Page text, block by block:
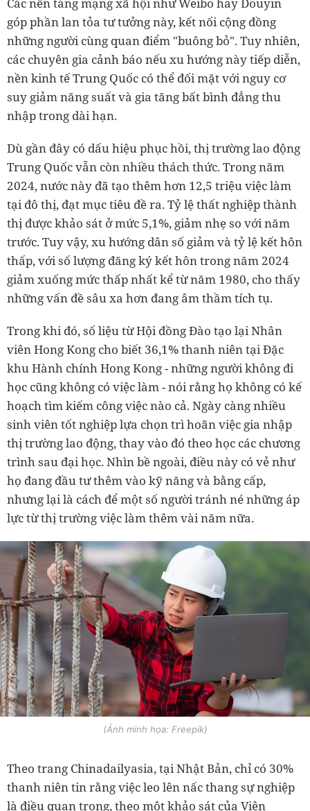
Các nền tảng mạng xã hội như Weibo hay Douyin
góp phần lan tỏa tư tưởng này, kết nối cộng đồng
những người cùng quan điểm "buông bỏ". Tuy nhiên,
các chuyên gia cảnh báo nếu xu hướng này tiếp diễn,
nền kinh tế Trung Quốc có thể đối mặt với nguy cơ
suy giảm năng suất và gia tăng bất bình đẳng thu
nhập trong dài hạn.
Dù gần đây có dấu hiệu phục hồi, thị trường lao động
Trung Quốc vẫn còn nhiều thách thức. Trong năm
2024, nước này đã tạo thêm hơn 12,5 triệu việc làm
tại đô thị, đạt mục tiêu đề ra. Tỷ lệ thất nghiệp thành
thị được khảo sát ở mức 5,1%, giảm nhẹ so với năm
trước. Tuy vậy, xu hướng dân số giảm và tỷ lệ kết hôn
thấp, với số lượng đăng ký kết hôn trong năm 2024
giảm xuống mức thấp nhất kể từ năm 1980, cho thấy
những vấn đề sâu xa hơn đang âm thầm tích tụ.
Trong khi đó, số liệu từ Hội đồng Đào tạo lại Nhân
viên Hong Kong cho biết 36,1% thanh niên tại Đặc
khu Hành chính Hong Kong - những người không đi
học cũng không có việc làm - nói rằng họ không có kế
hoạch tìm kiếm công việc nào cả. Ngày càng nhiều
sinh viên tốt nghiệp lựa chọn trì hoãn việc gia nhập
thị trường lao động, thay vào đó theo học các chương
trình sau đại học. Nhìn bề ngoài, điều này có vẻ như
họ đang đầu tư thêm vào kỹ năng và bằng cấp,
nhưng lại là cách để một số người tránh né những áp
lực từ thị trường việc làm thêm vài năm nữa.
(Ảnh minh họa: Freepik)
Theo trang Chinadailyasia, tại Nhật Bản, chỉ có 30%
thanh niên tin rằng việc leo lên nấc thang sự nghiệp
là điều quan trọng, theo một khảo sát của Viện